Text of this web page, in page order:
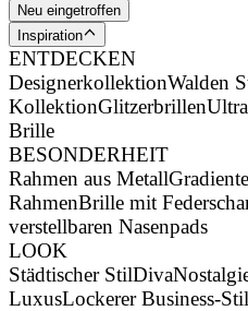
Neu eingetroffen
Inspiration
ENTDECKEN
DesignerkollektionWalden
KollektionGlitzerbrillen
Brille
BESONDERHEIT
Rahmen aus Metall
RahmenBrille mit
verstellbaren Nasenpads
LOOK
Städtischer StilDiva
LuxusLockerer Business-Stil